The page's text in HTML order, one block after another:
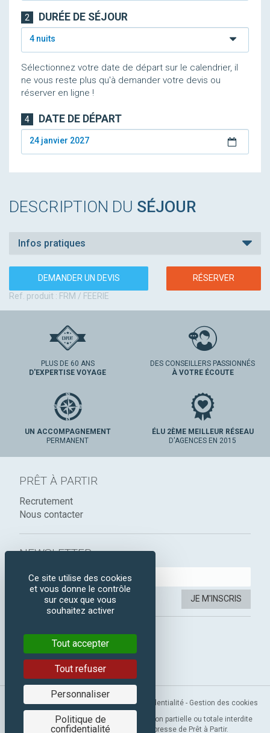
2 DURÉE DE SÉJOUR
4 nuits
Sélectionnez votre date de départ sur le calendrier, il
ne vous reste plus qu'à demander votre devis ou
réserver en ligne !
4 DATE DE DÉPART
24 janvier 2027
DESCRIPTION DU SÉJOUR
Infos pratiques
DEMANDER UN DEVIS
RÉSERVER
Ref. produit : FRM / FEERIE
PLUS DE 60 ANS
D'EXPERTISE VOYAGE
DES CONSEILLERS PASSIONNÉS
À VOTRE ÉCOUTE
UN ACCOMPAGNEMENT
PERMANENT
ÉLU 2ÈME MEILLEUR RÉSEAU
D'AGENCES EN 2015
PRÊT À PARTIR
Recrutement
Nous contacter
NEWSLETTER :
JE M'INSCRIS
SUIVEZ-NOUS :
Facebook
Instagram
Mentions légales-CGV-Politique de confidentialité - Gestion des cookies
Copyright 2019 © Prêt à Partir. Reproduction partielle ou totale interdite
sans l’autorisation préalable et expresse de Prêt à Partir.
Ce site utilise des cookies
et vous donne le contrôle
sur ceux que vous
souhaitez activer
Tout accepter
Tout refuser
Personnaliser
Politique de
confidentialité